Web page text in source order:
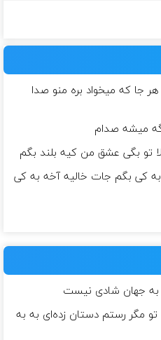
هر جا که میخواد بره منو صدا
رگه میشه صدام
تو بگی عشق من کیه بلند بگم
کی بگم جات خالیه آخه به کی
به جهان شادی نیست
مگر رستم دستان زده‌ای به به